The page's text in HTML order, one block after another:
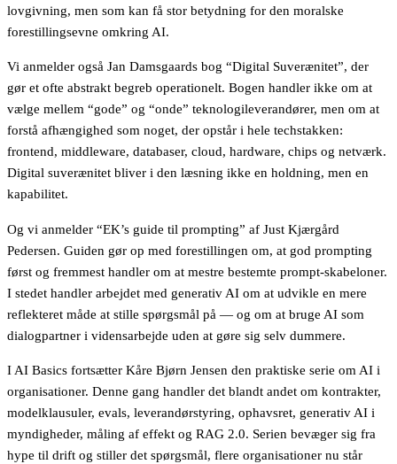
lovgivning, men som kan få stor betydning for den moralske
forestillingsevne omkring AI.
Vi anmelder også Jan Damsgaards bog “Digital Suverænitet”, der
gør et ofte abstrakt begreb operationelt. Bogen handler ikke om at
vælge mellem “gode” og “onde” teknologileverandører, men om at
forstå afhængighed som noget, der opstår i hele techstakken:
frontend, middleware, databaser, cloud, hardware, chips og netværk.
Digital suverænitet bliver i den læsning ikke en holdning, men en
kapabilitet.
Og vi anmelder “EK’s guide til prompting” af Just Kjærgård
Pedersen. Guiden gør op med forestillingen om, at god prompting
først og fremmest handler om at mestre bestemte prompt-skabeloner.
I stedet handler arbejdet med generativ AI om at udvikle en mere
reflekteret måde at stille spørgsmål på — og om at bruge AI som
dialogpartner i vidensarbejde uden at gøre sig selv dummere.
I AI Basics fortsætter Kåre Bjørn Jensen den praktiske serie om AI i
organisationer. Denne gang handler det blandt andet om kontrakter,
modelklausuler, evals, leverandørstyring, ophavsret, generativ AI i
myndigheder, måling af effekt og RAG 2.0. Serien bevæger sig fra
hype til drift og stiller det spørgsmål, flere organisationer nu står